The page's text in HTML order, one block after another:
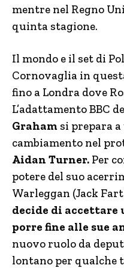
mentre nel Regno
quinta stagione.
Il mondo e il set di
Cornovaglia in
fino a Londra dove
L’adattamento BBC
Graham si prepara
cambiamento nel
Aidan Turner. Per
potere del suo
Warleggan (Jack
decide di
porre fine alle sue
nuovo ruolo da
lontano per qualche